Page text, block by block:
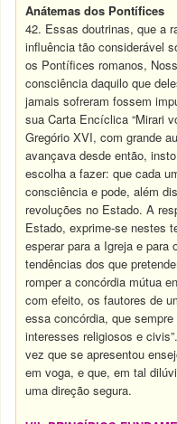
Anátemas dos Pontífices
42. Essas doutrinas, que a
influência tão considerável
os Pontífices romanos,
consciência daquilo que
jamais sofreram fossem
sua Carta Encíclica “Mirari
Gregório XVI, com grande
avançava desde então,
escolha a fazer: que cada
consciência e pode, além
revoluções no Estado. A
Estado, exprime-se nestes
esperar para a Igreja e para
tendências dos que
romper a concórdia mútua
com efeito, os fautores de
essa concórdia, que
interesses religiosos e
vez que se apresentou
em voga, e que, em tal
uma direção segura.